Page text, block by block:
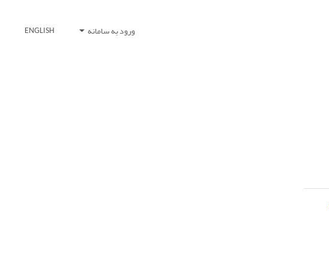
ورود به سامانه ENGLISH